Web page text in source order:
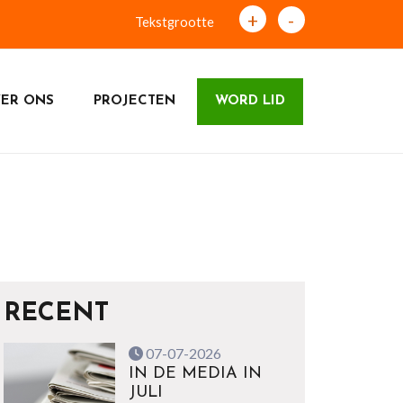
Tekstgrootte + -
ONS PROJECTEN WORD LID
RECENT
07-07-2026
IN DE MEDIA IN
JULI